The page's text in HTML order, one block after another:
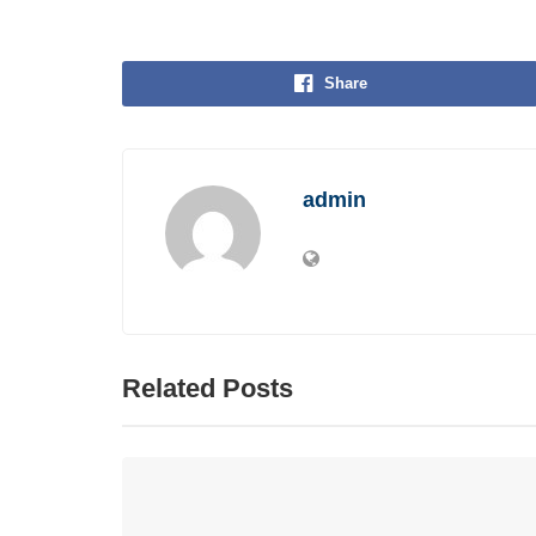
Share
admin
Related Posts